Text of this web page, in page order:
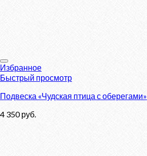
Избранное
Быстрый просмотр
Подвеска «Чудская птица с оберегами»
4 350руб.